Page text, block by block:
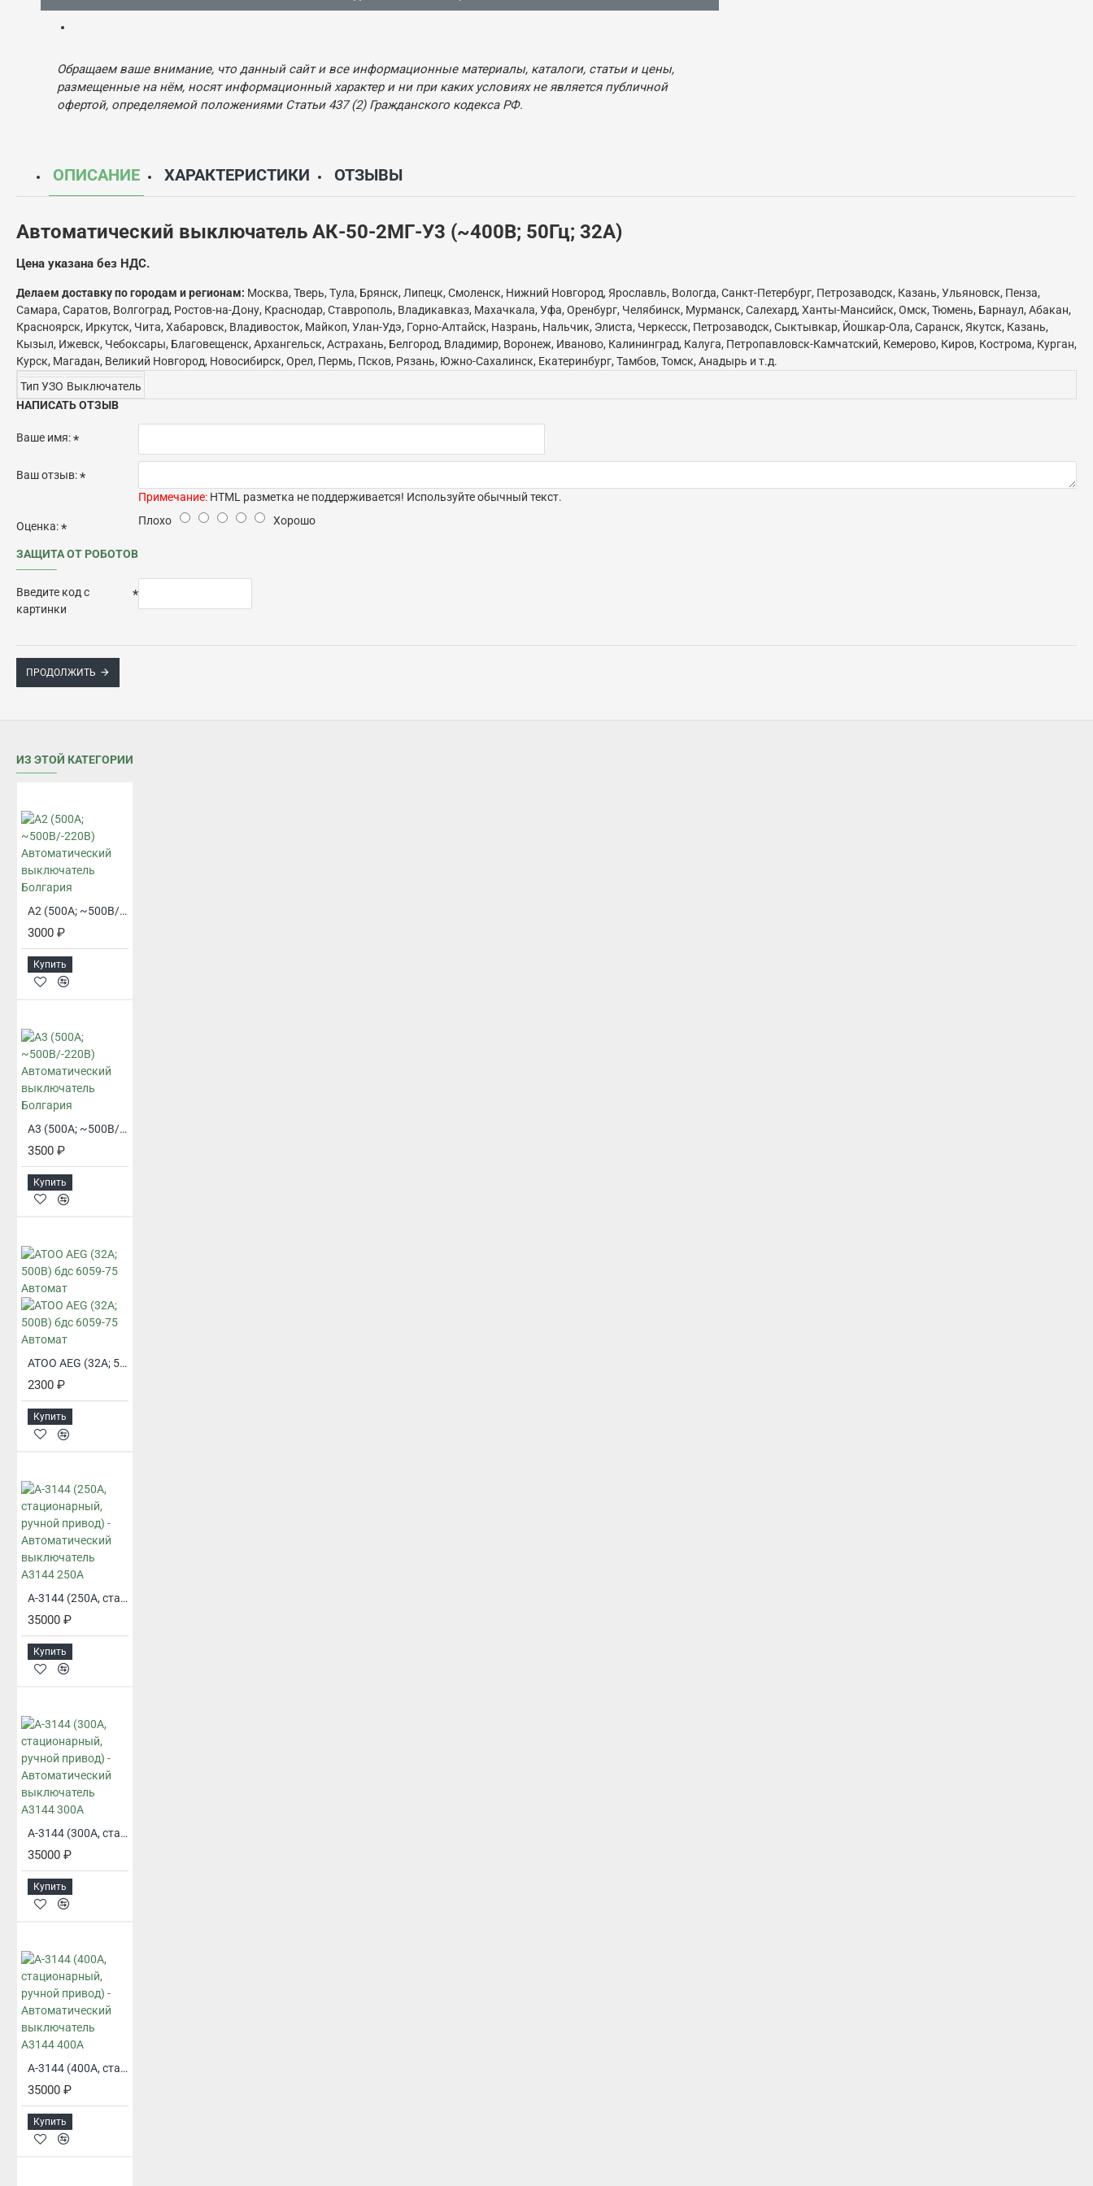
Обращаем ваше внимание, что данный сайт и все информационные материалы, каталоги, статьи и цены,
размещенные на нём, носят информационный характер и ни при каких условиях не является публичной
офертой, определяемой положениями Статьи 437 (2) Гражданского кодекса РФ.
ОПИСАНИЕ ХАРАКТЕРИСТИКИ ОТЗЫВЫ
Автоматический выключатель АК-50-2МГ-У3 (~400В; 50Гц; 32А)
Цена указана без НДС.
Делаем доставку по городам и регионам: Москва, Тверь, Тула, Брянск, Липецк, Смоленск, Нижний Новгород, Ярославль, Вологда, Санкт-Петербург, Петрозаводск, Казань, Ульяновск, Пенза,
Самара, Саратов, Волгоград, Ростов-на-Дону, Краснодар, Ставрополь, Владикавказ, Махачкала, Уфа, Оренбург, Челябинск, Мурманск, Салехард, Ханты-Мансийск, Омск, Тюмень, Барнаул, Абакан,
Красноярск, Иркутск, Чита, Хабаровск, Владивосток, Майкоп, Улан-Удэ, Горно-Алтайск, Назрань, Нальчик, Элиста, Черкесск, Петрозаводск, Сыктывкар, Йошкар-Ола, Саранск, Якутск, Казань,
Кызыл, Ижевск, Чебоксары, Благовещенск, Архангельск, Астрахань, Белгород, Владимир, Воронеж, Иваново, Калининград, Калуга, Петропавловск-Камчатский, Кемерово, Киров, Кострома, Курган,
Курск, Магадан, Великий Новгород, Новосибирск, Орел, Пермь, Псков, Рязань, Южно-Сахалинск, Екатеринбург, Тамбов, Томск, Анадырь и т.д.
Тип УЗО Выключатель
НАПИСАТЬ ОТЗЫВ
Ваше имя:
Ваш отзыв:
Примечание: HTML разметка не поддерживается! Используйте обычный текст.
Оценка: Плохо Хорошо
ЗАЩИТА ОТ РОБОТОВ
Введите код с
картинки
ПРОДОЛЖИТЬ
ИЗ ЭТОЙ КАТЕГОРИИ
A2 (500А; ~500В/-220В) Автоматический выключатель Болгария
3000 ₽
Купить
A3 (500А; ~500В/-220В) Автоматический выключатель Болгария
3500 ₽
Купить
ATOO AEG (32А; 500В) бдс 6059-75 Автомат
2300 ₽
Купить
А-3144 (250А, стационарный, ручной привод) - Автоматический выключатель А3144 250А
35000 ₽
Купить
А-3144 (300А, стационарный, ручной привод) - Автоматический выключатель А3144 300А
35000 ₽
Купить
А-3144 (400А, стационарный, ручной привод) - Автоматический выключатель А3144 400А
35000 ₽
Купить